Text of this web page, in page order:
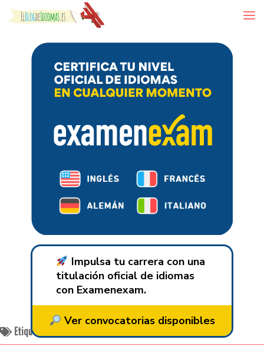
Skip to content
Impulsa tu carrera con una
titulación oficial de idiomas
con Examenexam.
Ver convocatorias disponibles
Etiquetado: